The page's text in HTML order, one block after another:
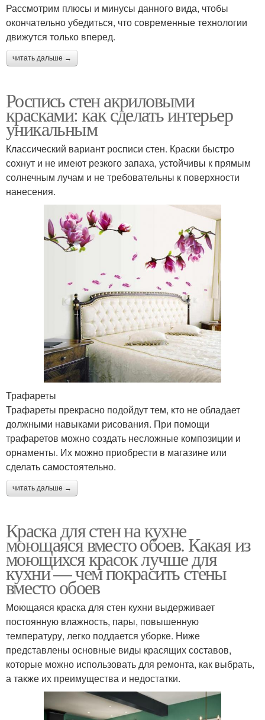
Рассмотрим плюсы и минусы данного вида, чтобы
окончательно убедиться, что современные технологии
движутся только вперед.
читать дальше →
Роспись стен акриловыми
красками: как сделать интерьер
уникальным
Классический вариант росписи стен. Краски быстро
сохнут и не имеют резкого запаха, устойчивы к прямым
солнечным лучам и не требовательны к поверхности
нанесения.
Трафареты
Трафареты прекрасно подойдут тем, кто не обладает
должными навыками рисования. При помощи
трафаретов можно создать несложные композиции и
орнаменты. Их можно приобрести в магазине или
сделать самостоятельно.
читать дальше →
Краска для стен на кухне
моющаяся вместо обоев. Какая из
моющихся красок лучше для
кухни — чем покрасить стены
вместо обоев
Моющаяся краска для стен кухни выдерживает
постоянную влажность, пары, повышенную
температуру, легко поддается уборке. Ниже
представлены основные виды красящих составов,
которые можно использовать для ремонта, как выбрать,
а также их преимущества и недостатки.